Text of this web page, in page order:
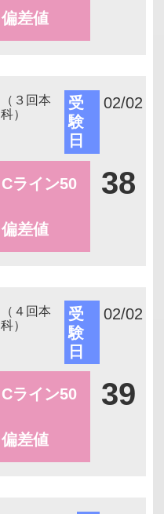
偏差値
（３回本
科）
受
験
日
02/02
Cライン50
偏差値
38
（４回本
科）
受
験
日
02/02
Cライン50
偏差値
39